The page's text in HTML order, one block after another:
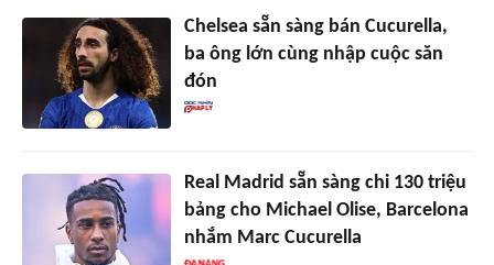
Chelsea sẵn sàng bán Cucurella,
ba ông lớn cùng nhập cuộc săn
đón
Real Madrid sẵn sàng chi 130 triệu
bảng cho Michael Olise, Barcelona
nhắm Marc Cucurella